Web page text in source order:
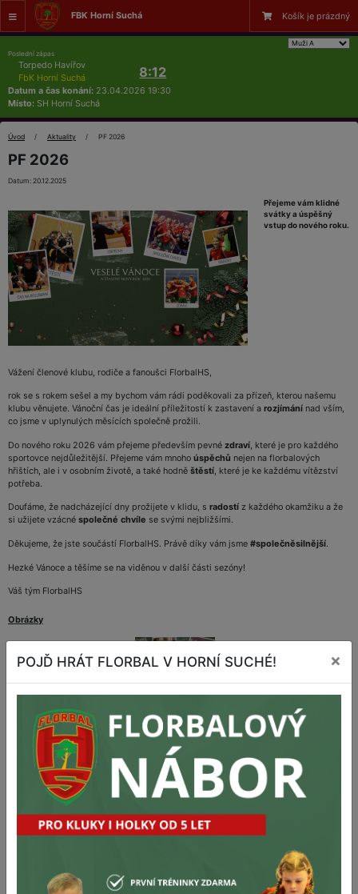
FBK Horní Suchá Košík je prázdný
Poslední zápas
Torpedo Havířov
FbK Horní Suchá
8:12
Datum a čas konání: 23.04.2026 19:30
Místo: SH Horní Suchá
Úvod Aktuality PF 2026
PF 2026
Datum: 20.12.2025
Přejeme vám klidné
svátky a úspěšný
vstup do nového roku.
Vážení členové klubu, rodiče a fanoušci FlorbalHS,
rok se s rokem sešel a my bychom vám rádi poděkovali za přízeň, kterou našemu
klubu věnujete. Vánoční čas je ideální příležitostí k zastavení a rozjímání nad vším,
co jsme v uplynulých měsících společně prožili.
Do nového roku 2026 vám přejeme především pevné zdraví , které je pro každého
sportovce nejdůležitější. Přejeme vám mnoho úspěchů nejen na florbalových
hřištích, ale i v osobním životě, a také hodně štěstí , které je ke každému vítězství
potřeba.
Doufáme, že nadcházející dny prožijete v klidu, s radostí z každého okamžiku a že
si užijete vzácné společné chvíle se svými nejbližšími.
Děkujeme, že jste součástí FlorbalHS. Právě díky vám jsme #společněsilnější.
Hezké Vánoce a těšíme se na viděnou v další části sezóny!
Váš tým FlorbalHS
Obrázky
Tabulka:
1 FbK Horní Suchá FbK Horní Suchá 20
2 FBC ZŠ Uničov FBC ZŠ Uničov 20
2 FBC AGA24 Český Těšín FBC AGA24 Český Těšín 0
41
4 FBC ORCA KRNOV FBC ORCA KRNOV 0
POJĎ HRÁT FLORBAL V HORNÍ SUCHÉ! ×